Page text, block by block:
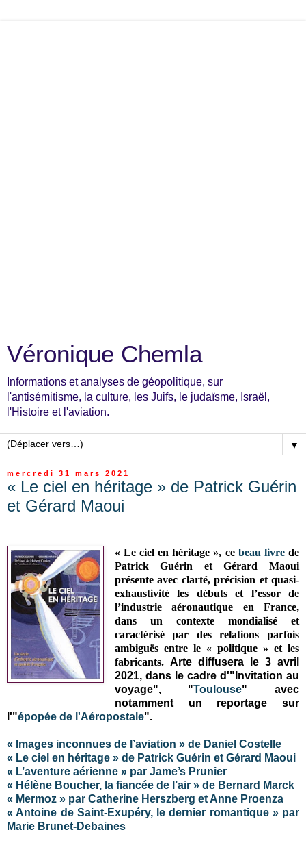
Véronique Chemla
Informations et analyses de géopolitique, sur
l'antisémitisme, la culture, les Juifs, le judaïsme, Israël,
l'Histoire et l'aviation.
▼
mercredi 31 mars 2021
« Le ciel en héritage » de Patrick Guérin
et Gérard Maoui
« Le ciel en héritage », ce beau livrede
Patrick Guérin et Gérard Maoui
présente avec clarté, précision et quasi-
exhaustivité les débuts et l’essor de
l’industrie aéronautique en France,
dans un contexte mondialisé et
caractérisé par des relations parfois
ambiguës entre le « politique » et les
fabricants. Arte diffusera le 3 avril
2021, dans le cadre d'"Invitation au
voyage", "Toulouse" avec
notamment un reportage sur
l'"épopée de l'Aéropostale".
« Images inconnues de l’aviation » de Daniel Costelle
« Le ciel en héritage » de Patrick Guérin et Gérard Maoui
« L’aventure aérienne » par Jame’s Prunier
« Hélène Boucher, la fiancée de l’air » de Bernard Marck
« Mermoz » par Catherine Herszberg et Anne Proenza
« Antoine de Saint-Exupéry, le dernier romantique » par
Marie Brunet-Debaines